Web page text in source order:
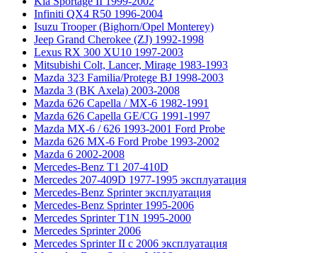
Infiniti QX4 R50 1996-2004
Isuzu Trooper (Bighorn/Opel Monterey)
Jeep Grand Cherokee (ZJ) 1992-1998
Lexus RX 300 XU10 1997-2003
Mitsubishi Colt, Lancer, Mirage 1983-1993
Mazda 323 Familia/Protege BJ 1998-2003
Mazda 3 (BK Axela) 2003-2008
Mazda 626 Capella / MX-6 1982-1991
Mazda 626 Capella GE/CG 1991-1997
Mazda MX-6 / 626 1993-2001 Ford Probe
Mazda 626 MX-6 Ford Probe 1993-2002
Mazda 6 2002-2008
Mercedes-Benz T1 207-410D
Mercedes 207-409D 1977-1995 эксплуатация
Mercedes-Benz Sprinter эксплуатация
Mercedes-Benz Sprinter 1995-2006
Mercedes Sprinter T1N 1995-2000
Mercedes Sprinter 2006
Mercedes Sprinter II с 2006 эксплуатация